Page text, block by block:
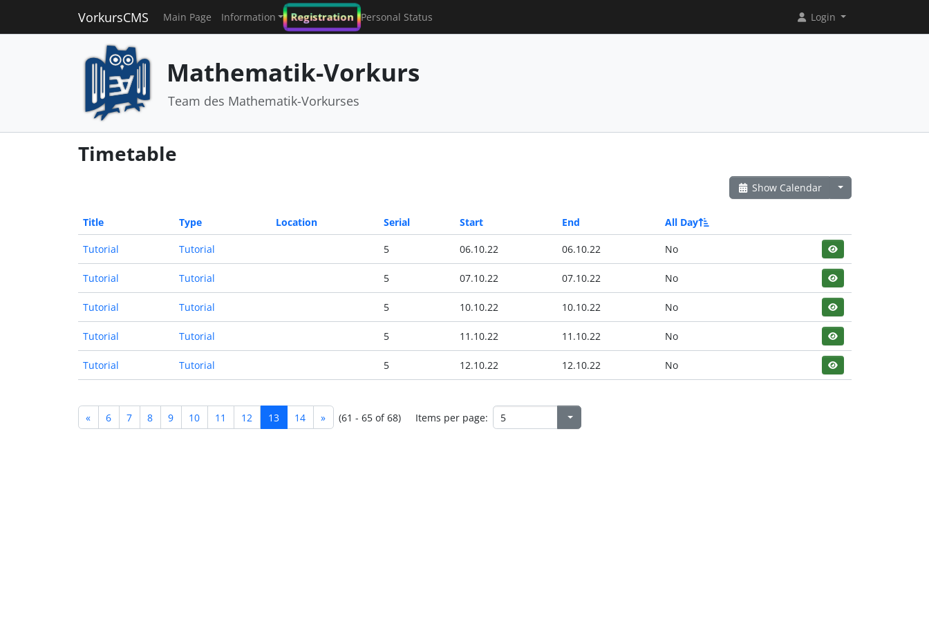
VorkursCMS Main Page Information Registration Personal Status Login
Mathematik-Vorkurs
Team des Mathematik-Vorkurses
Timetable
Show Calendar
Title Type Location Serial Start End All Day
Tutorial Tutorial 5 06.10.22 06.10.22 No
Tutorial Tutorial 5 07.10.22 07.10.22 No
Tutorial Tutorial 5 10.10.22 10.10.22 No
Tutorial Tutorial 5 11.10.22 11.10.22 No
Tutorial Tutorial 5 12.10.22 12.10.22 No
« 6 7 8 9 10 11 12 13 14 » (61 - 65 of 68) Items per page: